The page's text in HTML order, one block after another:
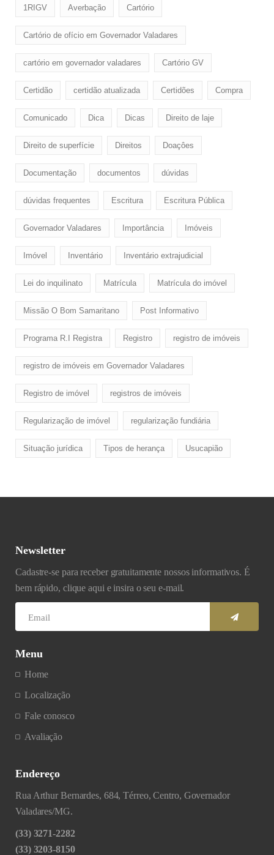
1RIGV Averbação Cartório
Cartório de ofício em Governador Valadares
cartório em governador valadares Cartório GV
Certidão certidão atualizada Certidões Compra
Comunicado Dica Dicas Direito de laje
Direito de superfície Direitos Doaçôes
Documentação documentos dúvidas
dúvidas frequentes Escritura Escritura Pública
Governador Valadares Importância Imóveis
Imóvel Inventário Inventário extrajudicial
Lei do inquilinato Matrícula Matrícula do imóvel
Missão O Bom Samaritano Post Informativo
Programa R.I Registra Registro registro de imóveis
registro de imóveis em Governador Valadares
Registro de imóvel registros de imóveis
Regularização de imóvel regularização fundiária
Situação jurídica Tipos de herança Usucapião
Newsletter
Cadastre-se para receber gratuitamente nossos informativos. É
bem rápido, clique aqui e insira o seu e-mail.
Menu
Home
Localização
Fale conosco
Avaliação
Endereço
Rua Arthur Bernardes, 684, Térreo, Centro, Governador
Valadares/MG.
(33) 3271-2282
(33) 3203-8150